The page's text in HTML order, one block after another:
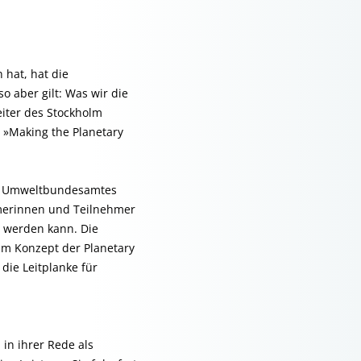
hat, hat die
aber gilt: Was wir die
des Stockholm
the Planetary
und Teilnehmer
kann. Die
Konzept der Planetary
Leitplanke für
ihrer Rede als